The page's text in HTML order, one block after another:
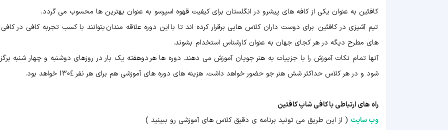
کافئین به عنوان یکی از کافه های پیشرو در انگلستان برای کیفیت قهوه اسپرسو به عنوان بهترین ها محسوب می گردد.
تیم آشپزی در کافئین برای دوست داران کلاس هایی برقرار کرده اند تا با این دوره علاقه مندان بتوانند با کسب تجربه کافی در
های مطرح دیگه در هر کجای جهان به عنوان کارشناس استخدام بشوند.
آنها تمام نکات آموزش را با جزییات به هنر جویان آموزش می دهند. دوره ها هر دوهفته یک بار در روزهای دوشنبه و چهار شنبه
شود و در هر کلاس حداکثر شش هنر جو حضور خواهد داشت. هزینه های دوره های آموزشی هم برای هر نفر £130 خواهد بود.
راه های ارتباطی با کافی شاپ کافئین
وب سایت ( از این طریق می تونید برنامه ی دقیق کلاس های آموزشی رو ببینید )